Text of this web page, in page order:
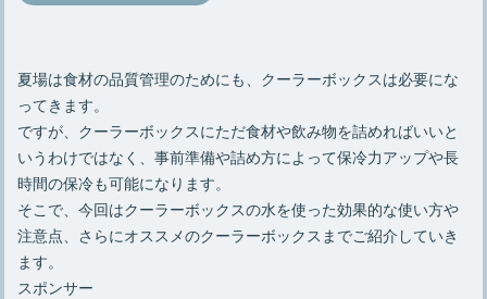
夏場は食材の品質管理のためにも、クーラーボックスは必要にな
ってきます。
ですが、クーラーボックスにただ食材や飲み物を詰めればいいと
いうわけではなく、事前準備や詰め方によって保冷力アップや長
時間の保冷も可能になります。
そこで、今回はクーラーボックスの水を使った効果的な使い方や
注意点、さらにオススメのクーラーボックスまでご紹介していき
ます。
スポンサー